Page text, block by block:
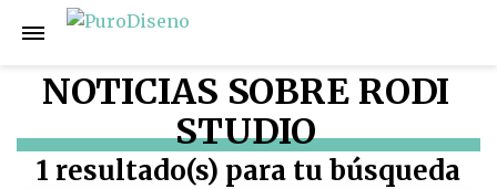
NOTICIAS SOBRE RODI
STUDIO
1 resultado(s) para tu búsqueda